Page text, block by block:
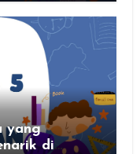
yang
di